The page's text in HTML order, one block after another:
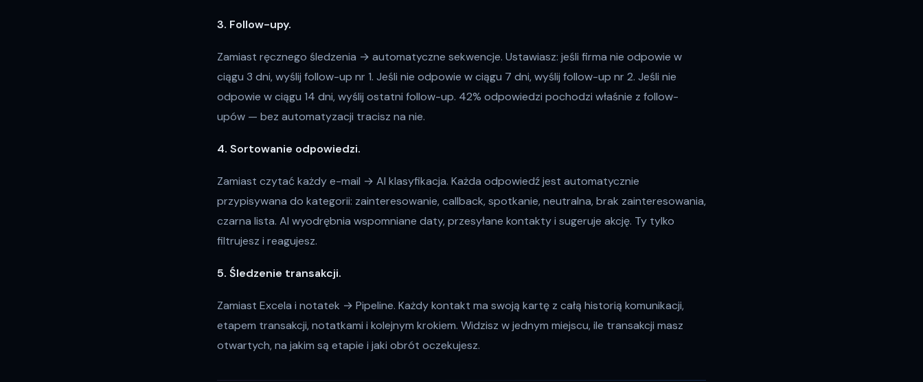
3. Follow-upy.
Zamiast ręcznego śledzenia → automatyczne sekwencje. Ustawiasz: jeśli firma nie odpowie w
ciągu 3 dni, wyślij follow-up nr 1. Jeśli nie odpowie w ciągu 7 dni, wyślij follow-up nr 2. Jeśli nie
odpowie w ciągu 14 dni, wyślij ostatni follow-up. 42% odpowiedzi pochodzi właśnie z follow-
upów — bez automatyzacji tracisz na nie.
4. Sortowanie odpowiedzi.
Zamiast czytać każdy e-mail → AI klasyfikacja. Każda odpowiedź jest automatycznie
przypisywana do kategorii: zainteresowanie, callback, spotkanie, neutralna, brak zainteresowania,
czarna lista. AI wyodrębnia wspomniane daty, przesyłane kontakty i sugeruje akcję. Ty tylko
filtrujesz i reagujesz.
5. Śledzenie transakcji.
Zamiast Excela i notatek → Pipeline. Każdy kontakt ma swoją kartę z całą historią komunikacji,
etapem transakcji, notatkami i kolejnym krokiem. Widzisz w jednym miejscu, ile transakcji masz
otwartych, na jakim są etapie i jaki obrót oczekujesz.